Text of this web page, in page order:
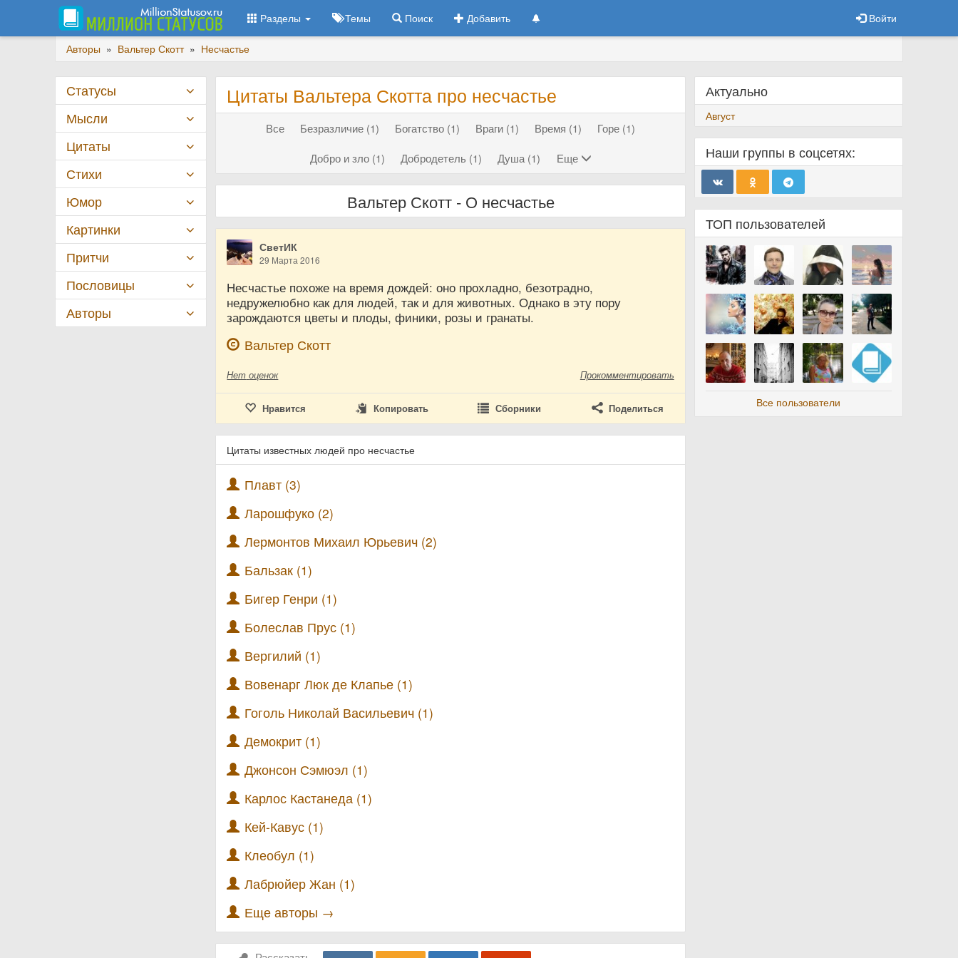
Разделы Темы Поиск Добавить Войти
Авторы » Вальтер Скотт » Несчастье
Цитаты Вальтера Скотта про несчастье
Все Безразличие (1) Богатство (1) Враги (1) Время (1)
Горе (1)
Добро и зло (1)
Добродетель (1) Душа (1) Еще
Вальтер Скотт - О несчастье
СветИК
29 Марта 2016
Несчастье похоже на время дождей: оно прохладно, безотрадно,
недружелюбно как для людей, так и для животных. Однако в эту пору
зарождаются цветы и плоды, финики, розы и гранаты.
Вальтер Скотт
Нет оценок Прокомментировать
Нравится Копировать Сборники Поделиться
Цитаты известных людей про несчастье
Плавт (3)
Ларошфуко (2)
Лермонтов Михаил Юрьевич (2)
Бальзак (1)
Бигер Генри (1)
Болеслав Прус (1)
Вергилий (1)
Вовенарг Люк де Клапье (1)
Гоголь Николай Васильевич (1)
Демокрит (1)
Джонсон Сэмюэл (1)
Карлос Кастанеда (1)
Кей-Кавус (1)
Клеобул (1)
Лабрюйер Жан (1)
Еще авторы →
Актуально
Август
Наши группы в соцсетях:
ТОП пользователей
Все пользователи
Статусы
Мысли
Цитаты
Стихи
Юмор
Картинки
Притчи
Пословицы
Авторы